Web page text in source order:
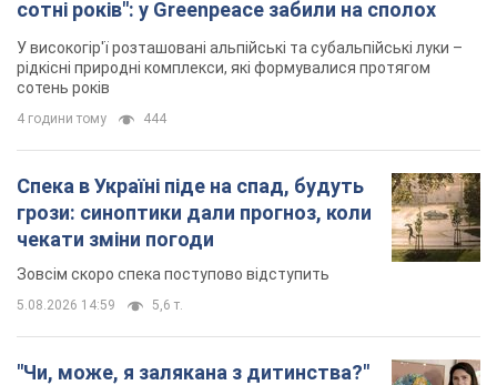
сотні років": у Greenpeace забили на сполох
У високогір'ї розташовані альпійські та субальпійські луки –
рідкісні природні комплекси, які формувалися протягом
сотень років
4 години тому 444
Спека в Україні піде на спад, будуть
грози: синоптики дали прогноз, коли
чекати зміни погоди
Зовсім скоро спека поступово відступить
5.08.2026 14:59 5,6 т.
"Чи, може, я залякана з дитинства?"